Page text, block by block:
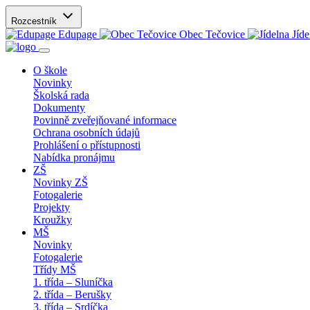
Rozcestník
Edupage Obec Tečovice
O škole
Novinky
Školská rada
Dokumenty
Povinně zveřejňované informace
Ochrana osobních údajů
Prohlášení o přístupnosti
Nabídka pronájmu
ZŠ
Novinky ZŠ
Fotogalerie
Projekty
Kroužky
MŠ
Novinky
Fotogalerie
Třídy MŠ
1. třída – Sluníčka
2. třída – Berušky
3. třída – Srdíčka